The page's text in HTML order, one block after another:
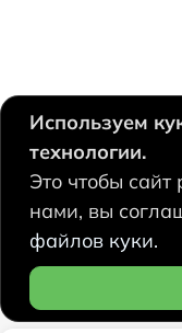
Используем
технологии.
Это чтобы
нами, вы
файлов куки.